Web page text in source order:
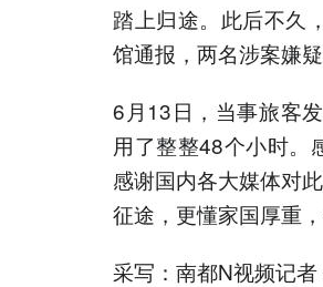
踏上归途。此后不久
馆通报，两名涉案嫌
6月13日，当事旅客
用了整整48个小时。
感谢国内各大媒体对
征途，更懂家国厚重
采写：南都N视频记